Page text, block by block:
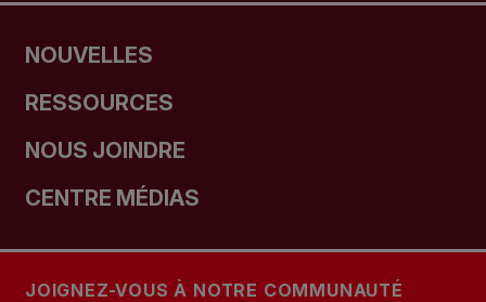
NOUVELLES
RESSOURCES
NOUS JOINDRE
CENTRE MÉDIAS
JOIGNEZ-VOUS À NOTRE COMMUNAUTÉ